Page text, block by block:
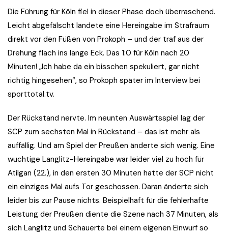
Die Führung für Köln fiel in dieser Phase doch überraschend.
Leicht abgefälscht landete eine Hereingabe im Strafraum
direkt vor den Füßen von Prokoph – und der traf aus der
Drehung flach ins lange Eck. Das 1:0 für Köln nach 20
Minuten! „Ich habe da ein bisschen spekuliert, gar nicht
richtig hingesehen“, so Prokoph später im Interview bei
sporttotal.tv.
Der Rückstand nervte. Im neunten Auswärtsspiel lag der
SCP zum sechsten Mal in Rückstand – das ist mehr als
auffällig. Und am Spiel der Preußen änderte sich wenig. Eine
wuchtige Langlitz-Hereingabe war leider viel zu hoch für
Atilgan (22.), in den ersten 30 Minuten hatte der SCP nicht
ein einziges Mal aufs Tor geschossen. Daran änderte sich
leider bis zur Pause nichts. Beispielhaft für die fehlerhafte
Leistung der Preußen diente die Szene nach 37 Minuten, als
sich Langlitz und Schauerte bei einem eigenen Einwurf so